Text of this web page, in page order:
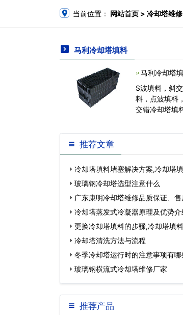
当前位置： 网站首页 > 冷却塔维
马利冷却塔填料
马利冷却塔
S波填料，斜
料，点波填料
交错冷却塔填
推荐文章
冷却塔填料堵塞解决方案,冷却塔
玻璃钢冷却塔选型注意什么
广东康明冷却塔维修品质保证、
冷却塔蒸发式冷凝器原理及优势介
更换冷却塔填料的步骤,冷却塔填
冷却塔清洗方法与流程
冬季冷却塔运行时的注意事项有
玻璃钢横流式冷却塔维修厂家
推荐产品